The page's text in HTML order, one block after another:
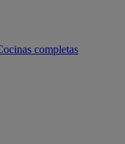
completas